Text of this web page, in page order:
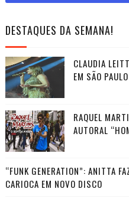
DESTAQUES DA SEMANA!
CLAUDIA
EM SÃO PAULO
RAQUEL
AUTORAL
“FUNK GENERATION”: ANITTA
CARIOCA EM NOVO DISCO